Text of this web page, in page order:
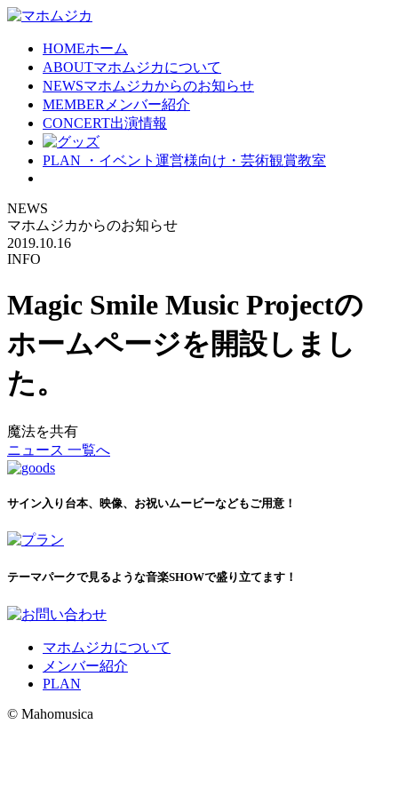
HOMEホーム
ABOUTマホムジカについて
NEWSマホムジカからのお知らせ
MEMBER メンバー紹介
CONCERT出演情報
PLAN ・イベント運営様向け・芸術観賞教室
NEWS
マホムジカからのお知らせ
2019.10.16
INFO
Magic Smile Music Projectの
ホームページを開設しまし
た。
魔法を共有
ニュース 一覧へ
サイン入り台本、映像、お祝いムービーなどもご用意！
テーマパークで見るような音楽SHOWで盛り立てます！
マホムジカについて
メンバー紹介
PLAN
© Mahomusica